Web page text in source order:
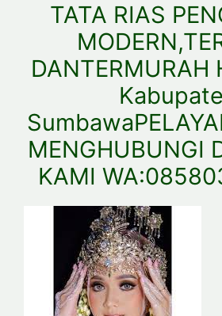
TATA RIAS
DANTERMURAH
MENGHUBUNGI
KAMI